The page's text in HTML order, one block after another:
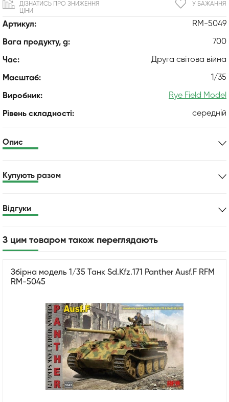
Артикул: RM-5049
Вага продукту, g: 700
Час: Друга світова війна
Масштаб: 1/35
Виробник: Rye Field Model
Рівень складності: середній
У БАЖАННЯ
ДІЗНАТИСЬ ПРО ЗНИЖЕННЯ
ЦІНИ
Опис
Купують разом
Відгуки
З цим товаром також переглядають
Збірна модель 1/35 Танк Sd.Kfz.171 Panther Ausf.F RFM
RM-5045